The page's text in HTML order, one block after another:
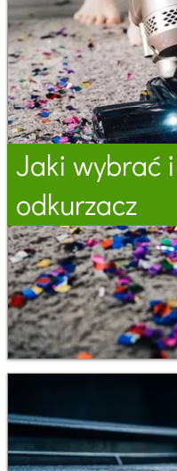
Jaki wybrać
odkurzacz